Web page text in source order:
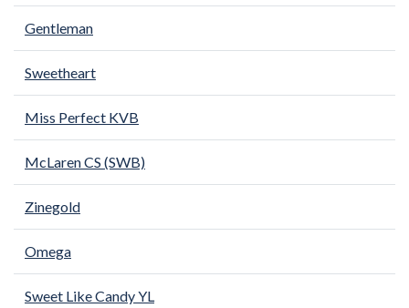
Gentleman
Sweetheart
Miss Perfect KVB
McLaren CS (SWB)
Zinegold
Omega
Sweet Like Candy YL